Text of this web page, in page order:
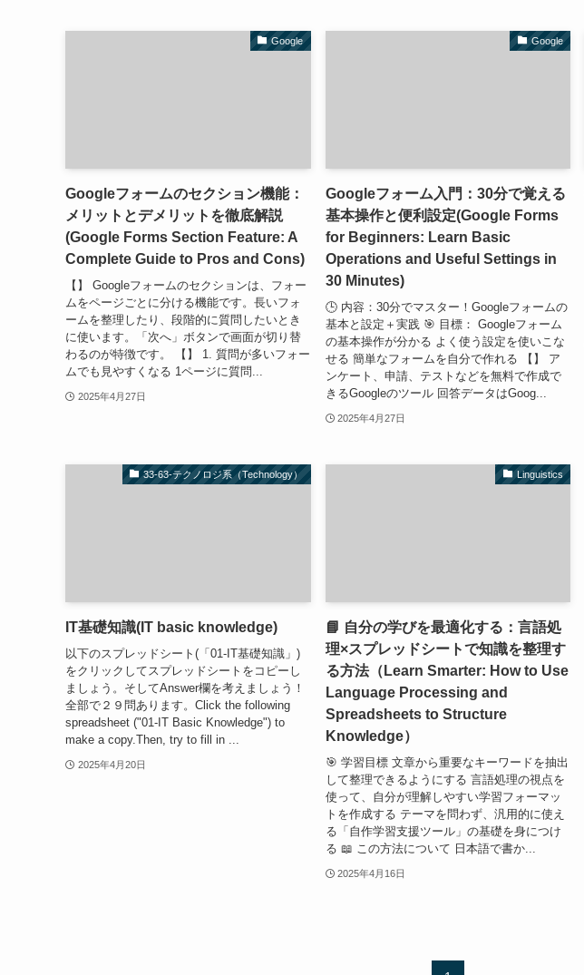
Google
Googleフォームのセクション機能：
メリットとデメリットを徹底解説
(Google Forms Section Feature: A
Complete Guide to Pros and Cons)
【】 Googleフォームのセクションは、フォー
ムをページごとに分ける機能です。長いフォ
ームを整理したり、段階的に質問したいとき
に使います。「次へ」ボタンで画面が切り替
わるのが特徴です。 【】 1. 質問が多いフォー
ムでも見やすくなる 1ページに質問...
2025年4月27日
Google
Googleフォーム入門：30分で覚える
基本操作と便利設定(Google Forms
for Beginners: Learn Basic
Operations and Useful Settings in
30 Minutes)
🕒 内容：30分でマスター！Googleフォームの
基本と設定＋実践 🎯 目標： Googleフォーム
の基本操作が分かる よく使う設定を使いこな
せる 簡単なフォームを自分で作れる 【】 ア
ンケート、申請、テストなどを無料で作成で
きるGoogleのツール 回答データはGoog...
2025年4月27日
33-63-テクノロジ系（Technology）
IT基礎知識(IT basic knowledge)
以下のスプレッドシート(「01-IT基礎知識」)
をクリックしてスプレッドシートをコピーし
ましょう。そしてAnswer欄を考えましょう！
全部で２９問あります。Click the following
spreadsheet ("01-IT Basic Knowledge") to
make a copy.Then, try to fill in ...
2025年4月20日
Linguistics
📘 自分の学びを最適化する：言語処
理×スプレッドシートで知識を整理す
る方法（Learn Smarter: How to Use
Language Processing and
Spreadsheets to Structure
Knowledge）
🎯 学習目標 文章から重要なキーワードを抽出
して整理できるようにする 言語処理の視点を
使って、自分が理解しやすい学習フォーマッ
トを作成する テーマを問わず、汎用的に使え
る「自作学習支援ツール」の基礎を身につけ
る 📖 この方法について 日本語で書か...
2025年4月16日